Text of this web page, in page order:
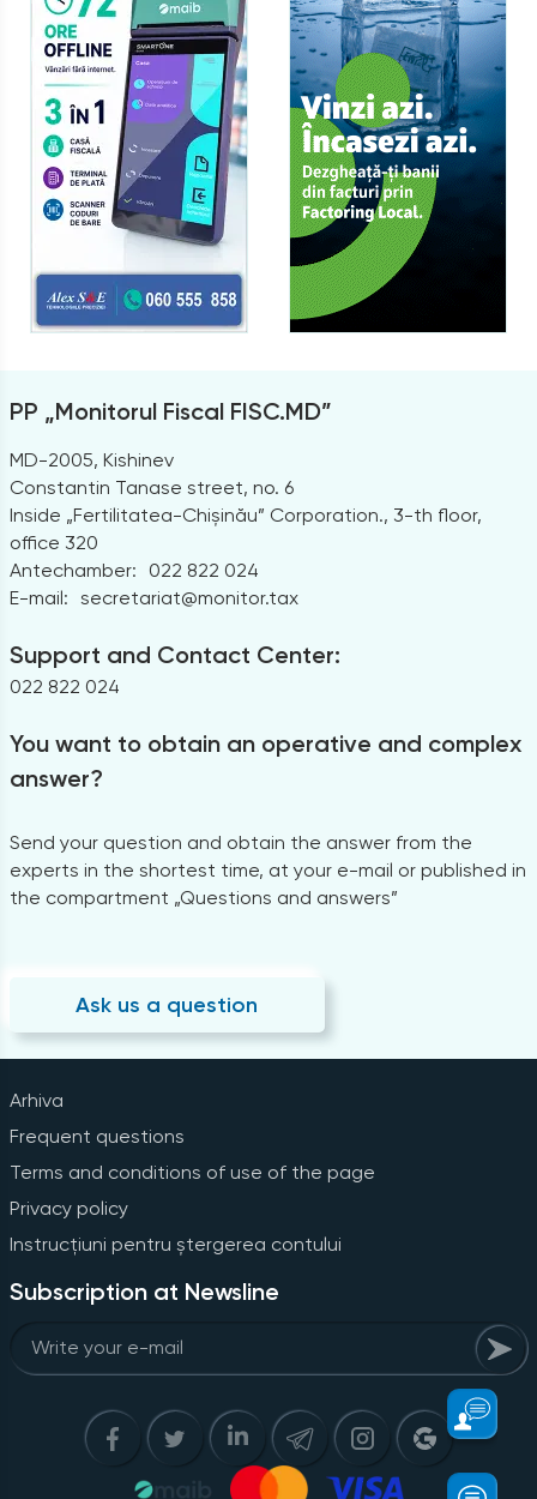
PP „Monitorul Fiscal FISC.MD”
MD-2005, Kishinev
Constantin Tanase street, no. 6
Inside „Fertilitatea-Chișinău” Corporation., 3-th floor,
office 320
Antechamber:
022 822 024
E-mail: secretariat@monitor.tax
Support and Contact Center:
022 822 024
You want to obtain an operative and complex
answer?
Send your question and obtain the answer from the
experts in the shortest time, at your e-mail or published in
the compartment „Questions and answers”
Ask us a question
Arhiva
Frequent questions
Terms and conditions of use of the page
Privacy policy
Instrucțiuni pentru ștergerea contului
Subscription at Newsline